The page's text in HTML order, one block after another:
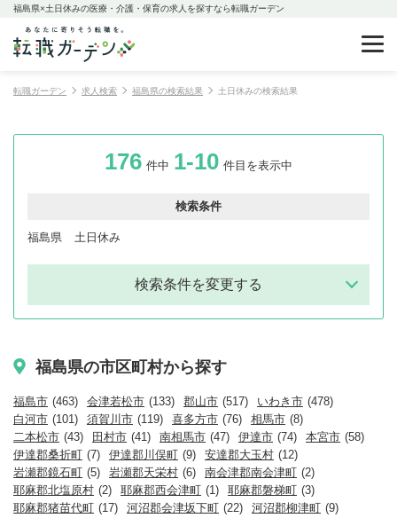
福島県×土日休みの医療・介護・保育の求人を探すなら転職ガーデン
転職ガーデン 求人検索 福島県の検索結果 土日休みの検索結果
176 件中 1-10 件目を表示中
検索条件
福島県 土日休み
検索条件を変更する
福島県の市区町村から探す
福島市 (463) 会津若松市 (133) 郡山市 (517) いわき市 (478)
白河市 (101) 須賀川市 (119) 喜多方市 (76) 相馬市 (8)
二本松市 (43) 田村市 (41) 南相馬市 (47) 伊達市 (74) 本宮市 (58)
伊達郡桑折町 (7) 伊達郡川俣町 (9) 安達郡大玉村 (12)
岩瀬郡鏡石町 (5) 岩瀬郡天栄村 (6) 南会津郡南会津町 (2)
耶麻郡北塩原村 (2) 耶麻郡西会津町 (1) 耶麻郡磐梯町 (3)
耶麻郡猪苗代町 (17) 河沼郡会津坂下町 (22) 河沼郡柳津町 (9)